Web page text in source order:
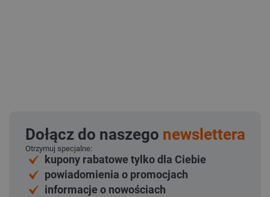
Dołącz do naszego newslettera
Otrzymuj specjalne:
kupony rabatowe tylko dla Ciebie
powiadomienia o promocjach
informacje o nowościach